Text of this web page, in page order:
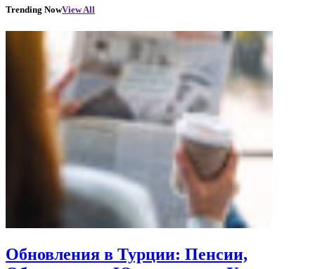
Trending NowView All
Обновления в Турции: Пенсии,